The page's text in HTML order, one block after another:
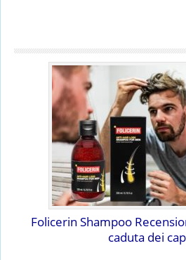
Folicerin Shampoo
caduta dei